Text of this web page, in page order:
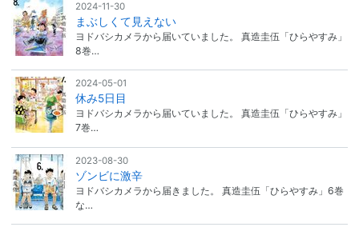
2024-11-30
まぶしくて見えない
ヨドバシカメラから届いていました。 真造圭伍「ひらやすみ」
8巻…
2024-05-01
休み5日目
ヨドバシカメラから届いていました。 真造圭伍「ひらやすみ」
7巻…
2023-08-30
ゾンビに激辛
ヨドバシカメラから届きました。 真造圭伍「ひらやすみ」6巻
な…